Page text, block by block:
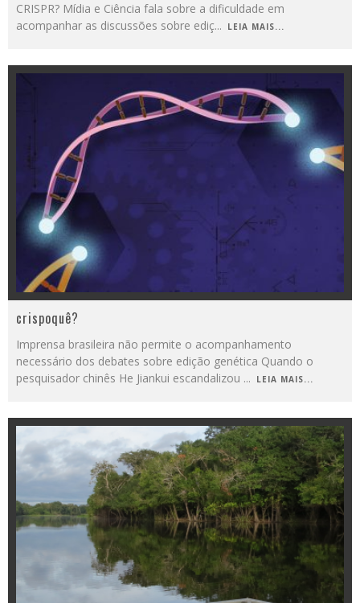
CRISPR? Mídia e Ciência fala sobre a dificuldade em
acompanhar as discussões sobre ediç... LEIA MAIS...
crispoquê?
Imprensa brasileira não permite o acompanhamento
necessário dos debates sobre edição genética Quando o
pesquisador chinês He Jiankui escandalizou ... LEIA MAIS...